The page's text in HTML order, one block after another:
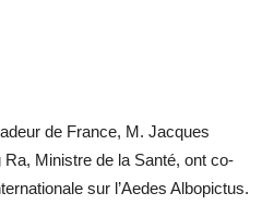
de France, M. Jacques
Ministre de la Santé, ont co-
sur l’Aedes Albopictus.